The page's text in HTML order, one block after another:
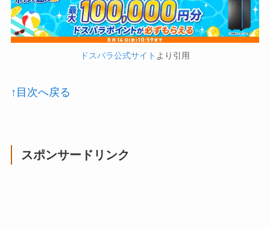
ドスパラ公式サイト より引用
↑目次へ戻る
スポンサードリンク